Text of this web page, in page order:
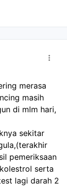
potensi
hormon
glukagon, yang
darah,
dapat
insulin,
Oleh karena
kategori
darah tinggi
kesehatan
diabetes,
menghindari
merasa
masih
di mlm hari,
sekitar
pemeriksaan
serta
lagi darah 2